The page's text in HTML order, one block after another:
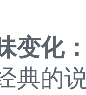
变化
的说